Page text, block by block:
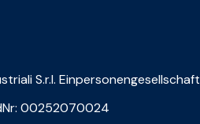
S.r.l. Einpersonengesellschaft
00252070024